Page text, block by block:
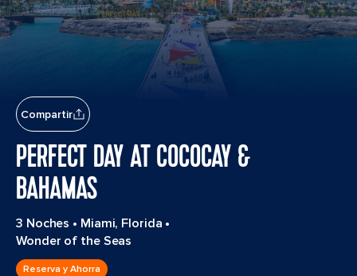
Compartir
PERFECT DAY AT COCOCAY &
BAHAMAS
3 Noches • Miami, Florida •
Wonder of the Seas
Reserva y Ahorra